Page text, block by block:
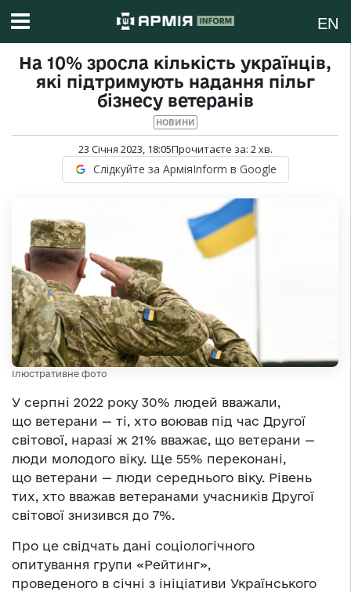
EN
На 10% зросла кількість українців,
які підтримують надання пільг
бізнесу ветеранів
НОВИНИ
23 Січня 2023, 18:05Прочитаєте за: 2хв.
Слідкуйте за АрміяInform в Google
Ілюстративне фото
У серпні 2022 року 30% людей вважали,
що ветерани — ті, хто воював під час Другої
світової, наразі ж 21% вважає, що ветерани —
люди молодого віку. Ще 55% переконані,
що ветерани — люди середнього віку. Рівень
тих, хто вважав ветеранами учасників Другої
світової знизився до 7%.
Про це свідчать дані соціологічного
опитування групи «Рейтинг»,
проведеного в січні з ініціативи Українського